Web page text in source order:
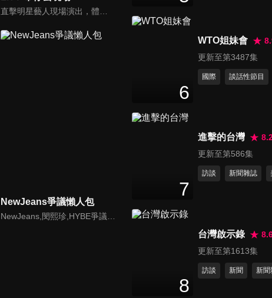
NewJeans爭議懶人包
NewJeans,閔熙珍,HYBE爭議懶人包
禎 李雅
伊斯特
伊斯特
- 容容,
9
臺中
啦啦
6
WTO姐妹會
更新至第3487集
國際 談話性節目
7
進擊的台灣
更新至第586集
訪談 新聞雜誌
8
台灣啟示錄
更新至第1613集
訪談 新聞 新聞